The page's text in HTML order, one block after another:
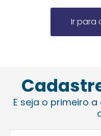
Ir para
E seja o primeiro